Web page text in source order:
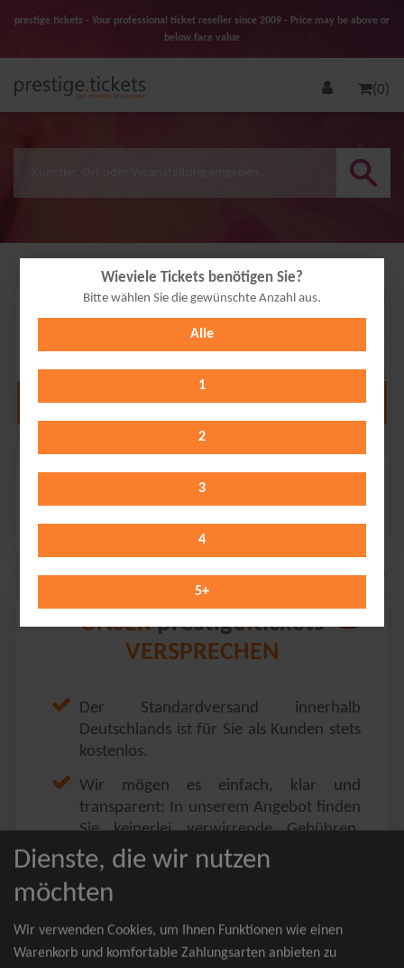
prestige.tickets - Your professional ticket reseller since 2009 - Price may be above or
below face value
(0)
Wieviele Tickets benötigen Sie?
Bitte wählen Sie die gewünschte Anzahl aus.
Alle
1
2
3
4
5+
12
Alle Termine anzeigen
Friday 12.02.2027
UNSERprestige.tickets
VERSPRECHEN
Der Standardversand innerhalb
Deutschlands ist für Sie als Kunden stets
kostenlos.
Wir mögen es einfach, klar und
transparent: In unserem Angebot finden
Sie keinerlei verwirrende Gebühren,
Zusatzangebote oder ähnliches.
Sie erhalten ausschließlich
zusammenhängende Sitzplätze, welche
nach der Bestplatzbuchung vergeben
werden.
Dienste, die wir nutzen
möchten
Wir verwenden Cookies, um Ihnen Funktionen wie einen
Warenkorb und komfortable Zahlungsarten anbieten zu